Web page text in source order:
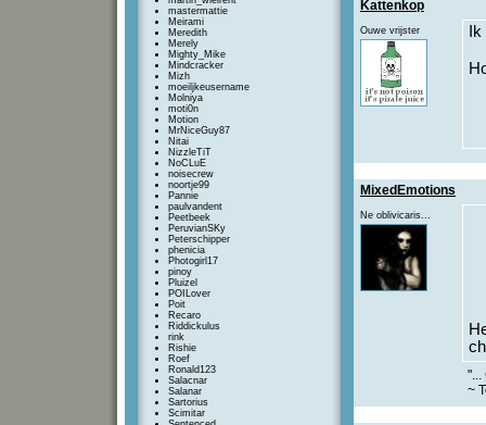
mastermattie
Meirami
Meredith
Merely
Mighty_Mike
Mindcracker
Mizh
moeiljkeusername
Molniya
moti0n
Motion
MrNiceGuy87
Nitai
NizzleTiT
NoCLuE
noisecrew
noortje99
Pannie
paulvandent
Peetbeek
PeruvianSKy
Peterschipper
phenicia
Photogirl17
pinoy
Pluizel
POILover
Poit
Recaro
Riddickulus
rink
Rishie
Roef
Ronald123
Salacnar
Salanar
Sartorius
Scimitar
Kattenkop
Ouwe vrijster
MixedEmotions
Ne oblivicaris...
"...
~